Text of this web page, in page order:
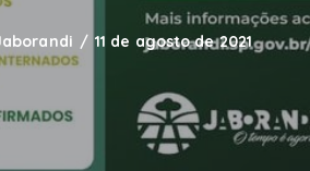
11 de agosto de 2021